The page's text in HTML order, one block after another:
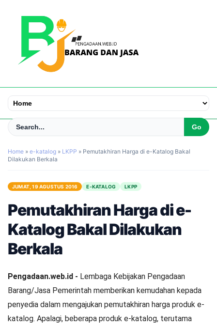
Home » e-katalog » LKPP » Pemutakhiran Harga di e-Katalog Bakal
Dilakukan Berkala
JUMAT, 19 AGUSTUS 2016 E-KATALOG LKPP
Pemutakhiran Harga di e-
Katalog Bakal Dilakukan
Berkala
Pengadaan.web.id - Lembaga Kebijakan Pengadaan
Barang/Jasa Pemerintah memberikan kemudahan kepada
penyedia dalam mengajukan pemutakhiran harga produk e-
katalog. Apalagi, beberapa produk e-katalog, terutama